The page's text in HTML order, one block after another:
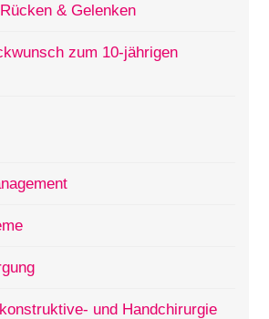
& Gelenken
zum 10-jährigen
und Handchirurgie